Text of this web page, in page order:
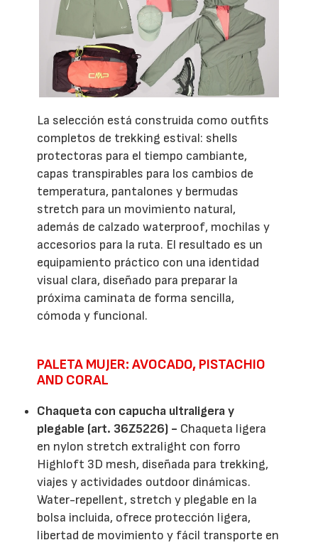
La selección está construida como outfits
completos de trekking estival: shells
protectoras para el tiempo cambiante,
capas transpirables para los cambios de
temperatura, pantalones y bermudas
stretch para un movimiento natural,
además de calzado waterproof, mochilas y
accesorios para la ruta. El resultado es un
equipamiento práctico con una identidad
visual clara, diseñado para preparar la
próxima caminata de forma sencilla,
cómoda y funcional.
PALETA MUJER: AVOCADO, PISTACHIO
AND CORAL
Chaqueta con capucha ultraligera y
plegable (art. 36Z5226) - Chaqueta ligera
en nylon stretch extralight con forro
Highloft 3D mesh, diseñada para trekking,
viajes y actividades outdoor dinámicas.
Water-repellent, stretch y plegable en la
bolsa incluida, ofrece protección ligera,
libertad de movimiento y fácil transporte en